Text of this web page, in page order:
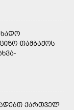
ᲗᲐᲛᲑᲐᲥᲝᲡ
ᲥᲐᲠᲗᲕᲔᲚ